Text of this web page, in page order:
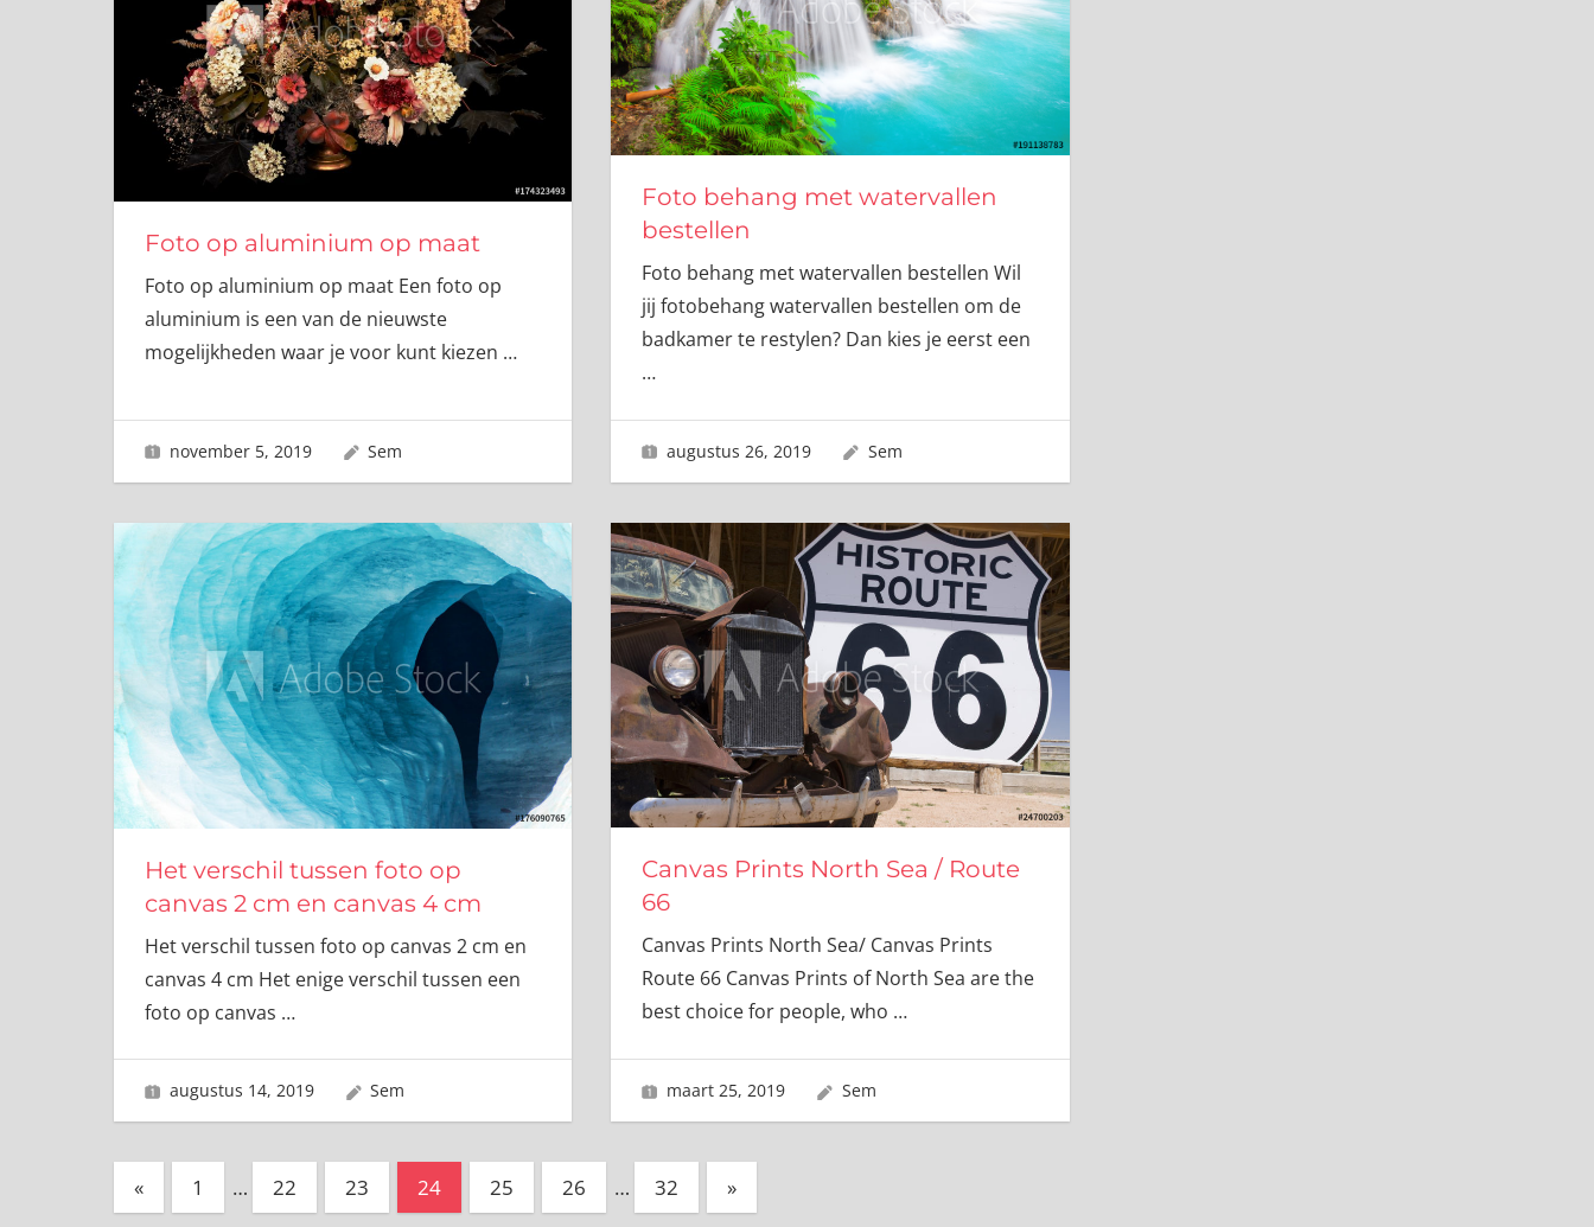
Foto op aluminium op maat
Foto op aluminium op maat Een foto op
aluminium is een van de nieuwste
mogelijkheden waar je voor kunt kiezen …
november 5, 2019 Sem
Foto behang met watervallen
bestellen
Foto behang met watervallen bestellen Wil
jij fotobehang watervallen bestellen om de
badkamer te restylen? Dan kies je eerst een
…
augustus 26, 2019 Sem
Het verschil tussen foto op
canvas 2 cm en canvas 4 cm
Het verschil tussen foto op canvas 2 cm en
canvas 4 cm Het enige verschil tussen een
foto op canvas …
augustus 14, 2019 Sem
Canvas Prints North Sea / Route
66
Canvas Prints North Sea/ Canvas Prints
Route 66 Canvas Prints of North Sea are the
best choice for people, who …
maart 25, 2019 Sem
Berichten
«Vorige
berichten
1 … 22 23 24 25 26 … 32
Volgende
berichten
»